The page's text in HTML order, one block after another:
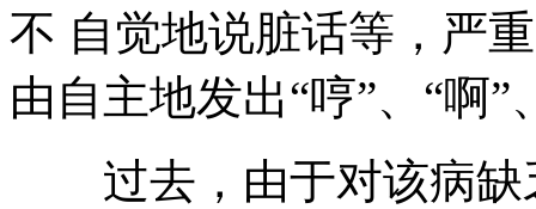
不 自觉地说脏话等，严
由自主地发出“哼”、“啊”
过去，由于对该病缺